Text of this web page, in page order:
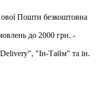
Пошти безкоштовна
до 2000 грн. -
"Iн-Тайм" та ін.